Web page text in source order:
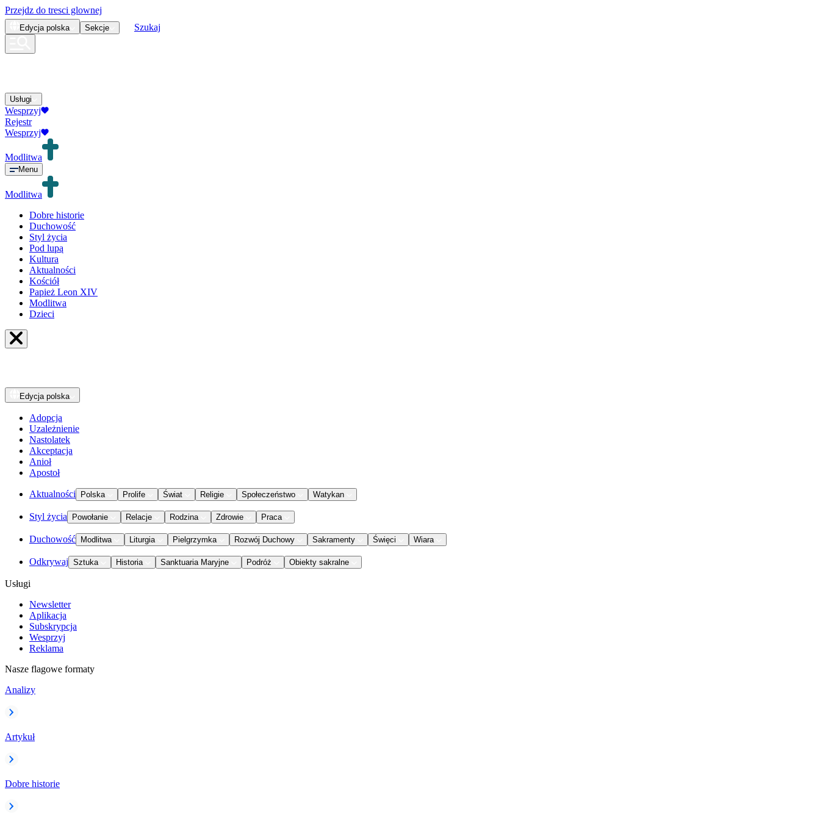
Przejdz do tresci glownej
Edycja polska Sekcje Szukaj
Usługi
Wesprzyj
Rejestr
Wesprzyj
Modlitwa
Menu
Modlitwa
Dobre historie
Duchowość
Styl życia
Pod lupą
Kultura
Aktualności
Kościół
Papież Leon XIV
Modlitwa
Dzieci
Edycja polska
Adopcja
Uzależnienie
Nastolatek
Akceptacja
Anioł
Apostoł
Aktualności Polska Prolife Świat Religie Społeczeństwo Watykan
Styl życia Powołanie Relacje Rodzina Zdrowie Praca
Duchowość Modlitwa Liturgia Pielgrzymka Rozwój Duchowy Sakramenty Święci Wiara
Odkrywaj Sztuka Historia Sanktuaria Maryjne Podróż Obiekty sakralne
Usługi
Newsletter
Aplikacja
Subskrypcja
Wesprzyj
Reklama
Nasze flagowe formaty
Analizy
Artykuł
Dobre historie